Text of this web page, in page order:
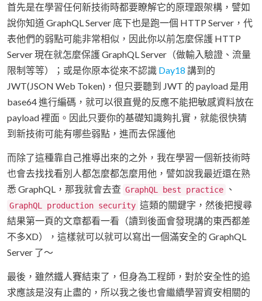
首先是在學習任何新技術時都要瞭解它的原理跟架構，譬如
說你知道 GraphQL Server 底下也是跑一個 HTTP Server，代
表他們的弱點可能非常相似，因此你以前怎麼保護 HTTP
Server 現在就怎麼保護 GraphQL Server（做輸入驗證、流量
限制等等）；或是你原本從來不認識 Day18 講到的
JWT(JSON Web Token)，但只要聽到 JWT 的 payload 是用
base64 進行編碼，就可以很直覺的反應不能把敏感資料放在
payload 裡面。因此只要你的基礎知識夠扎實，就能很快猜
到新技術可能有哪些弱點，進而去保護他
而除了這種靠自己推導出來的之外，我在學習一個新技術時
也會去找找看別人都怎麼都怎麼用他，譬如說我最近還在熟
悉 GraphQL，那我就會去查 GraphQL best practice 、
GraphQL production security 這類的關鍵字，然後把搜尋
結果第一頁的文章都看一看（讀到後面會發現講的東西都差
不多XD），這樣就可以就可以寫出一個滿安全的 GraphQL
Server 了～
最後，雖然鐵人賽結束了，但身為工程師，對於安全性的追
求應該是沒有止盡的，所以我之後也會繼續學習資安相關的